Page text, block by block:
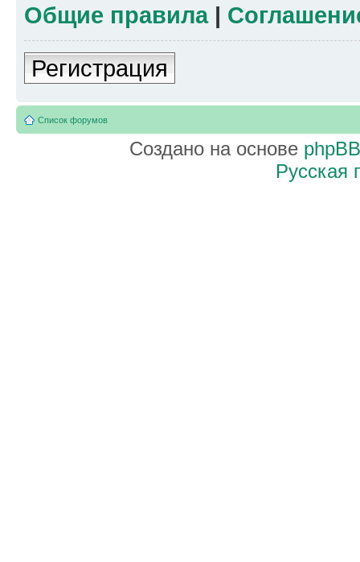
Общие правила|
Регистрация
Список форумов
Создано на основе phpBB
Русская